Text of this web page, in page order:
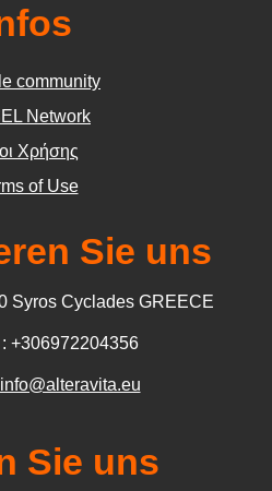
community
Network
Χρήσης
of Use
Sie uns
Syros Cyclades GREECE
+306972204356
info@alteravita.eu
Sie uns